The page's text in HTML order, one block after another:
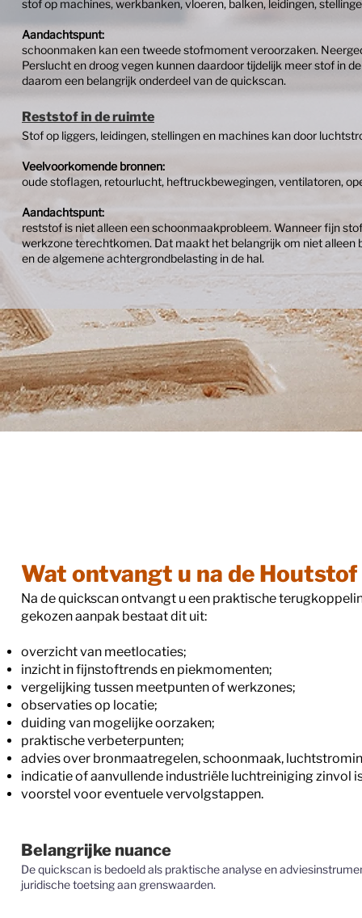
stof op machines, werkbanken, vloeren, balken, leidingen,
Aandachtspunt:
schoonmaken kan een tweede stofmoment veroorzaken.
Perslucht en droog vegen kunnen daardoor tijdelijk meer stof in
daarom een belangrijk onderdeel van de quickscan.
Reststof in de ruimte
Stof op liggers, leidingen, stellingen en machines kan door
Veelvoorkomende bronnen:
oude stoflagen, retourlucht, heftruckbewegingen, ventilatoren,
Aandachtspunt:
reststof is niet alleen een schoonmaakprobleem. Wanneer fijn
werkzone terechtkomen. Dat maakt het belangrijk om niet
en de algemene achtergrondbelasting in de hal.
Wat ontvangt u na de Houtstof
Na de quickscan ontvangt u een praktische
gekozen aanpak bestaat dit uit:
overzicht van meetlocaties;
inzicht in fijnstoftrends en piekmomenten;
vergelijking tussen meetpunten of werkzones;
observaties op locatie;
duiding van mogelijke oorzaken;
praktische verbeterpunten;
advies over bronmaatregelen, schoonmaak,
indicatie of aanvullende industriële luchtreiniging zinvol
voorstel voor eventuele vervolgstappen.
Belangrijke nuance
De quickscan is bedoeld als praktische analyse en
juridische toetsing aan grenswaarden.